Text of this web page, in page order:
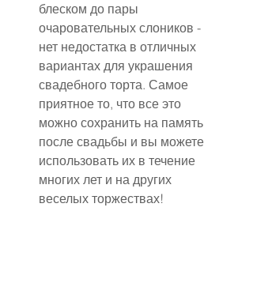
блеском до пары
очаровательных слоников -
нет недостатка в отличных
вариантах для украшения
свадебного торта. Самое
приятное то, что все это
можно сохранить на память
после свадьбы и вы можете
использовать их в течение
многих лет и на других
веселых торжествах!